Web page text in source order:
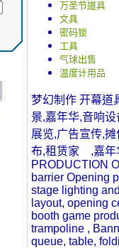
万圣节道具
文具
密码锁
工具
气球出售
温度计用品
梦幻制作 开幕道
景,嘉年华,音响
展览,广告宣传,
布,租赁家 ,嘉年
PRODUCTION
barrier Opening
stage lighting
layout, opening
booth game
trampoline ,
queue, table,